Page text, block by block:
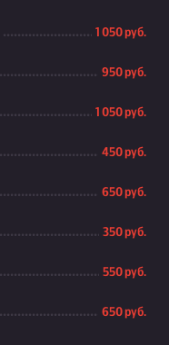
1 050 руб.
950 руб.
1 050 руб.
450 руб.
650 руб.
350 руб.
550 руб.
650 руб.